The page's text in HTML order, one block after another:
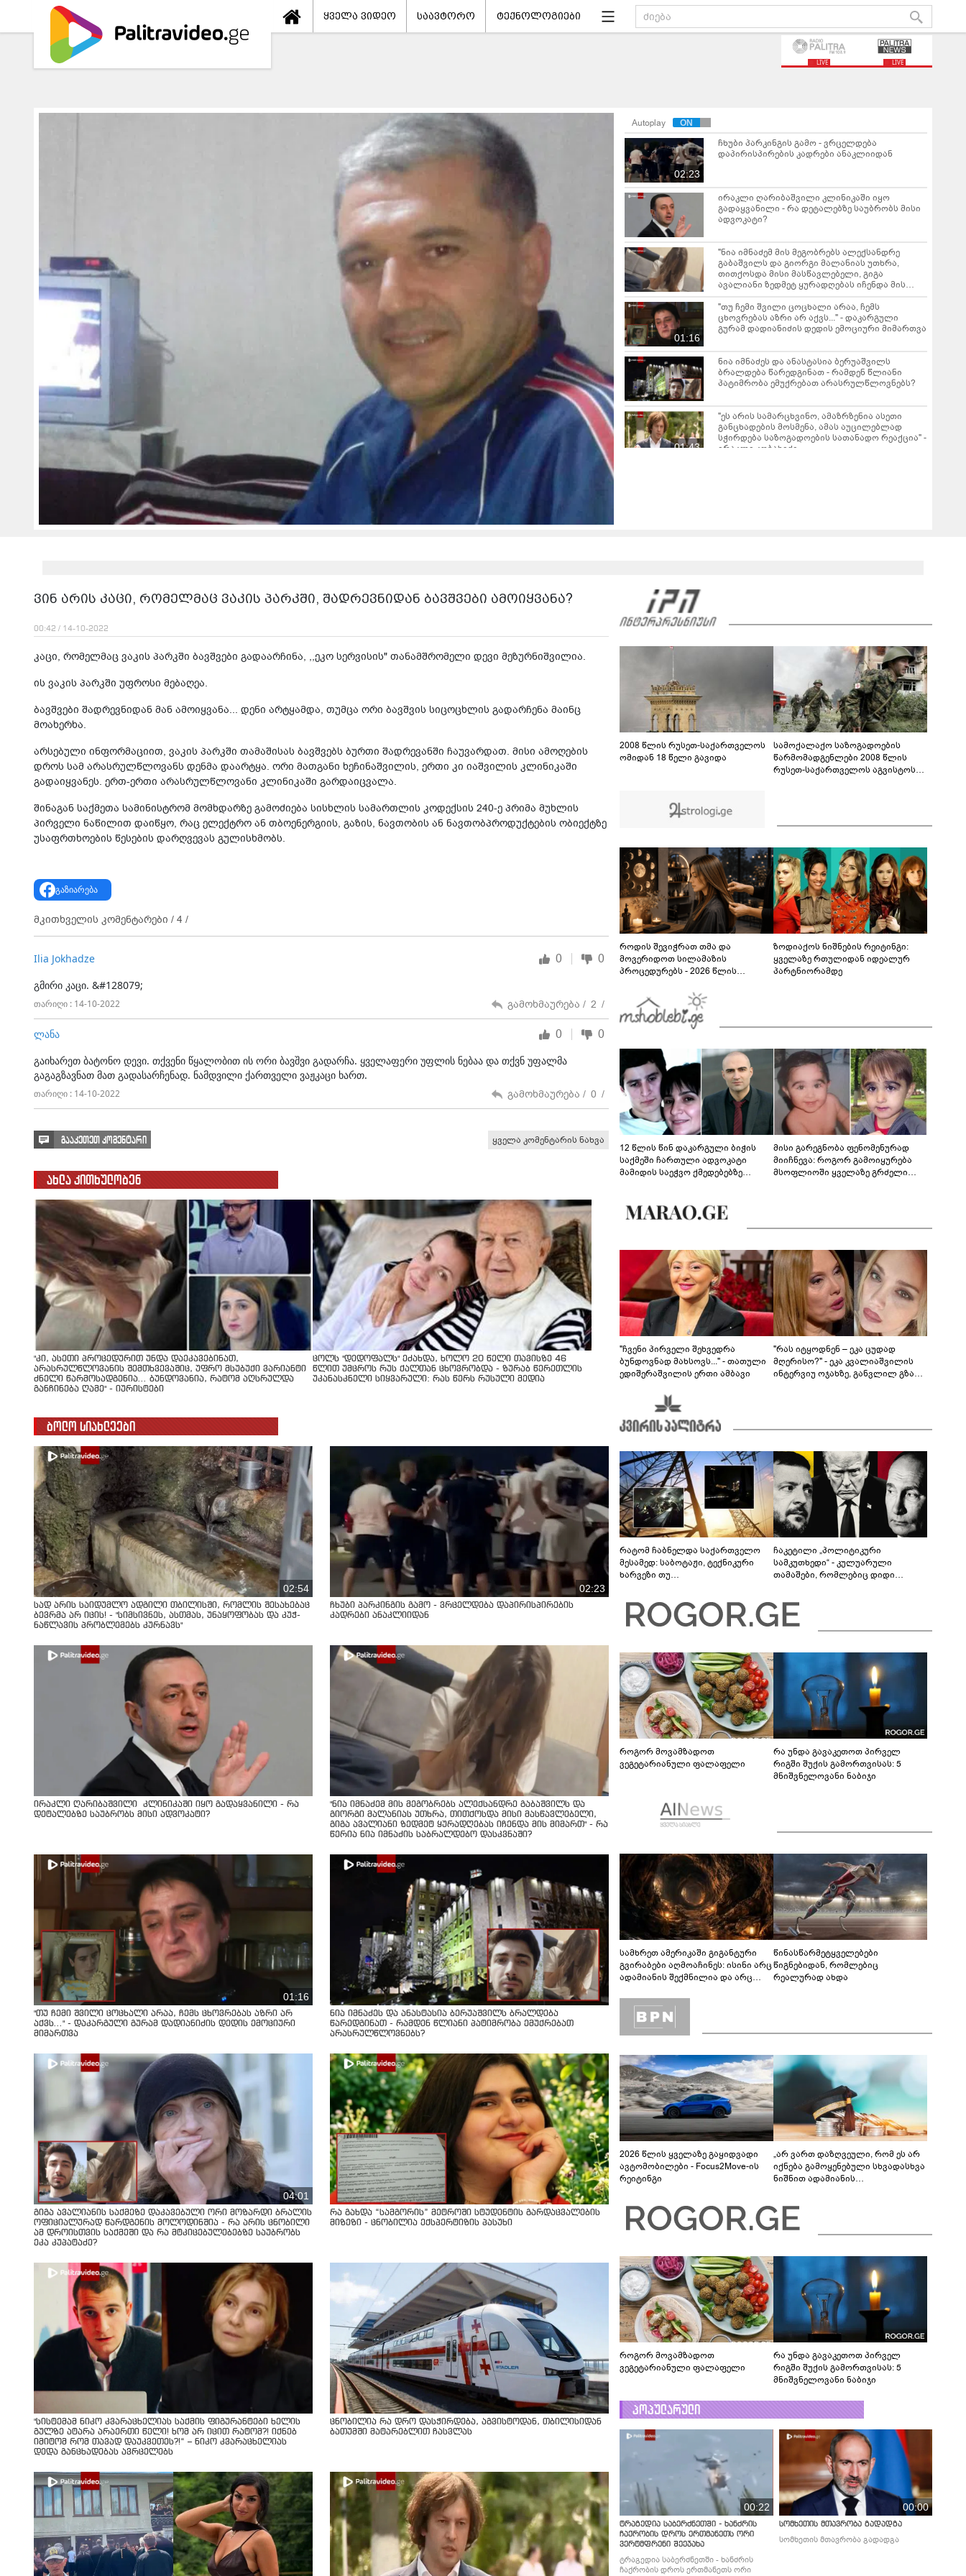
ყველა ვიდეო საავტორო ტექნოლოგიები
LIVE LIVE
Autoplay
02:23
ჩხუბი პარკინგის გამო - ვრცელდება
დაპირისპირების კადრები ანაკლიიდან
ირაკლი ღარიბაშვილი კლინიკაში იყო
გადაყვანილი - რა დეტალებზე საუბრობს მისი
ადვოკატი?
"ნია იმნაძემ მის მეგობრებს ალექსანდრე
გაბაშვილს და გიორგი მალანიას უთხრა,
თითქოსდა მისი მასწავლებელი, გიგა
ავალიანი ზედმეტ ყურადღებას იჩენდა მის
მიმართ" - რა წერია ნია იმნაძის საბრალდებო
დასკვნაში?
01:16
"თუ ჩემი შვილი ცოცხალი არაა, ჩემს
ცხოვრებას აზრი არ აქვს..." - დაკარგული
გურამ დადიანიძის დედის ემოციური მიმართვა
ნია იმნაძეს და ანასტასია ბერუაშვილს
ბრალდება წარედგინათ - რამდენ წლიანი
პატიმრობა ემუქრებათ არასრულწლოვნებს?
01:43
"ეს არის სამარცხვინო, ამაზრზენია ასეთი
განცხადების მოსმენა, ამას აუცილებლად
სჭირდება საზოგადოების სათანადო რეაქცია" -
ირაკლი კობახიძე
00:20
გაავრცელა - შსს ბრალდებულის დაკავების
ფაქტზე 1 წლით და 6 თვით თავისუფლების
ვინ არის კაცი, რომელმაც ვაკის პარკში, შადრევნიდან ბავშვები ამოიყვანა?
00:42 / 14-10-2022
კაცი, რომელმაც ვაკის პარკში ბავშვები გადაარჩინა, ,,ეკო სერვისის" თანამშრომელი დევი მეზურნიშვილია.
ის ვაკის პარკში უფროსი მებაღეა.
ბავშვები შადრევნიდან მან ამოიყვანა... დენი არტყამდა, თუმცა ორი ბავშვის სიცოცხლის გადარჩენა მაინც
მოახერხა.
არსებული ინფორმაციით, ვაკის პარკში თამაშისას ბავშვებს ბურთი შადრევანში ჩაუვარდათ. მისი ამოღების
დროს სამ არასრულწლოვანს დენმა დაარტყა. ორი მათგანი ხეჩინაშვილის, ერთი კი იაშვილის კლინიკაში
გადაიყვანეს. ერთ-ერთი არასრულწლოვანი კლინიკაში გარდაიცვალა.
შინაგან საქმეთა სამინისტრომ მომხდარზე გამოძიება სისხლის სამართლის კოდექსის 240-ე პრიმა მუხლის
პირველი ნაწილით დაიწყო, რაც ელექტრო ან თბოენერგიის, გაზის, ნავთობის ან ნავთობპროდუქტების ობიექტზე
უსაფრთხოების წესების დარღვევას გულისხმობს.
გაზიარება
მკითხველის კომენტარები / 4 /
Ilia Jokhadze 0 0
გმირი კაცი. &#128079;
თარიღი : 14-10-2022 გამოხმაურება / 2 /
ლანა 0 0
გაიხარეთ ბატონო დევი. თქვენი წყალობით ის ორი ბავშვი გადარჩა. ყველაფერი უფლის ნებაა და თქვნ უფალმა
გაგაგზავნათ მათ გადასარჩენად. ნამდვილი ქართველი ვაჟკაცი ხართ.
თარიღი : 14-10-2022 გამოხმაურება / 0 /
გააკეთეთ კომენტარი ყველა კომენტარის ნახვა
ახლა კითხულობენ
"კი, ასეთი პროცედურით უნდა დაეკავებინათ,
არასრულწლოვანის შემთხვევაშიც, უფრო მსუბუქი ვარიანტი
ძნელი წარმოსადგენია... ბუნდოვანია, რატომ აღსრულდა
განჩინება ღამე" - იურისტები
ცოლს "დედოფალს" ეძახდა, ხოლო 20 წელი თავისზე 46
წლით უმცროს რუს ქალთან ცხოვრობდა - ზურაბ წერეთლის
უკანასკნელი სიყვარული: რას წერს რუსული მედია
ბოლო სიახლეები
02:54
სად არის საიდუმლო ადგილი თბილისში, რომლის შესახებაც
ბევრმა არ იცის! - "სიმსივნეს, ასთმას, უნაყოფობას და კუჭ-
ნაწლავის პრობლემებს კურნავს"
02:23
ჩხუბი პარკინგის გამო - ვრცელდება დაპირისპირების
კადრები ანაკლიიდან
ირაკლი ღარიბაშვილი კლინიკაში იყო გადაყვანილი - რა
დეტალებზე საუბრობს მისი ადვოკატი?
"ნია იმნაძემ მის მეგობრებს ალექსანდრე გაბაშვილს და
გიორგი მალანიას უთხრა, თითქოსდა მისი მასწავლებელი,
გიგა ავალიანი ზედმეტ ყურადღებას იჩენდა მის მიმართ" - რა
წერია ნია იმნაძის საბრალდებო დასკვნაში?
01:16
"თუ ჩემი შვილი ცოცხალი არაა, ჩემს ცხოვრებას აზრი არ
აქვს..." - დაკარგული გურამ დადიანიძის დედის ემოციური
მიმართვა
ნია იმნაძეს და ანასტასია ბერუაშვილს ბრალდება
წარედგინათ - რამდენ წლიანი პატიმრობა ემუქრებათ
არასრულწლოვნებს?
04:01
გიგა ავალიანის საქმეზე დაკავებული ორი მოზარდი ბრალის
ოფიციალურად წარდგენის მოლოდინშია - რა არის ცნობილი
ამ დროისთვის საქმეში და რა მტკიცებულებებზე საუბრობს
ეკა კუპატაძე?
რა გახდა “სამგორის” მეტროში სტუდენტის გარდაცვალების
მიზეზი - ცნობილია ექსპერტიზის პასუხი
"სისტემამ ნიკო კვარაცხელიას საქმის ფიგურანტები ხელის
გულზე ატარა არაერთი წელი! ხომ არ იცით რატომ?! იქნებ
იმიტომ რომ თავად დაუკვეთეს?!“ – ნიკო კვარაცხელიას
დედა განცხადებას ავრცელებს
ცნობილია რა დრო დასჭირდება, აგვისტოდან, თბილისიდან
ბათუმში მატარებლით ჩასვლას
2008 წლის რუსეთ-საქართველოს
ომიდან 18 წელი გავიდა
სამოქალაქო საზოგადოების
წარმომადგენლები 2008 წლის
რუსეთ-საქართველოს აგვისტოს
როდის შევიჭრათ თმა და
მოვერიდოთ სილამაზის
პროცედურებს - 2026 წლის
გზამკვლევი
ზოდიაქოს ნიშნების რეიტინგი:
ყველაზე რთულიდან იდეალურ
პარტნიორამდე
12 წლის წინ დაკარგული ბიჭის
საქმეში ჩართული ადვოკატი
მამიდის საეჭვო ქმედებებზე
მოწოდებაზე... წლობით
მიმდინარეობდა საქმის
მისი გარეგნობა ფენომენურად
მიიჩნევა: როგორ გამოიყურება
მსოფლიოში ყველაზე გრძელი
"ჩვენი პირველი შეხვედრა
ბუნდოვნად მახსოვს..." - თათული
ედიშერაშვილის ერთი ამბავი
"რას იტყოდნენ – ეკა ცუდად
მღერისო?" - ეკა კვალიაშვილის
ინტერვიუ ოჯახზე, განვლილ გზასა
რატომ ჩაბნელდა საქართველო
მესამედ: საბოტაჟი, ტექნიკური
ხარვეზი თუ
ჩაკეტილი „პოლიტიკური
სამკუთხედი“ - კულუარული
თამაშები, რომლებიც დიდი
როგორ მოვამზადოთ
ვეგეტარიანული ფალაფელი
რა უნდა გავაკეთოთ პირველ
რიგში შუქის გამორთვისას: 5
მნიშვნელოვანი ნაბიჯი
სამხრეთ ამერიკაში გიგანტური
გვირაბები აღმოაჩინეს: ისინი არც
ადამიანის შექმნილია და არც
ლაბირინთები?
წინასწარმეტყველებები
წიგნებიდან, რომლებიც
რეალურად ახდა
2026 წლის ყველაზე გაყიდვადი
ავტომობილები - Focus2Move-ის
რეიტინგი
„არ ვართ დაზღვეული, რომ ეს არ
იქნება გამოყენებული სხვადასხვა
ნიშნით ადამიანის
უფსკრულისკენ მიდის“
როგორ მოვამზადოთ
ვეგეტარიანული ფალაფელი
რა უნდა გავაკეთოთ პირველ
რიგში შუქის გამორთვისას: 5
მნიშვნელოვანი ნაბიჯი
პოპულარული
00:22
ტრაგედია საბერძნეთში - ხანძრის
ჩაქრობის დროს ერთმანეთს ორი
ვერტმფრენი შეეჯახა
ტრაგედია საბერძნეთში - ხანძრის
ჩაქრობის დროს ერთმანეთს ორი
00:00
სომხეთის მთავრობა გადადგა
სომხეთის მთავრობა გადადგა